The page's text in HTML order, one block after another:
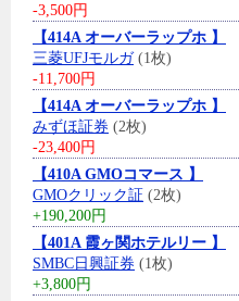
-3,500円
【414A オーバーラップホ 】
三菱UFJモルガ(1枚)
-11,700円
【414A オーバーラップホ 】
みずほ証券 (2枚)
-23,400円
【410A GMOコマース 】
GMOクリック証 (2枚)
+190,200円
【401A 霞ヶ関ホテルリー 】
SMBC日興証券 (1枚)
+3,800円